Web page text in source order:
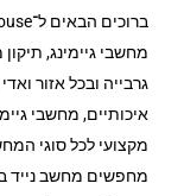
מחשבי גיימינג,
גרבייה ובכל אזור
איכותיים, מחשבי
מקצועי לכל סוגי
מחפשים מחשב נייד